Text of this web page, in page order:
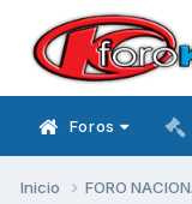
Foros
Inicio FORO